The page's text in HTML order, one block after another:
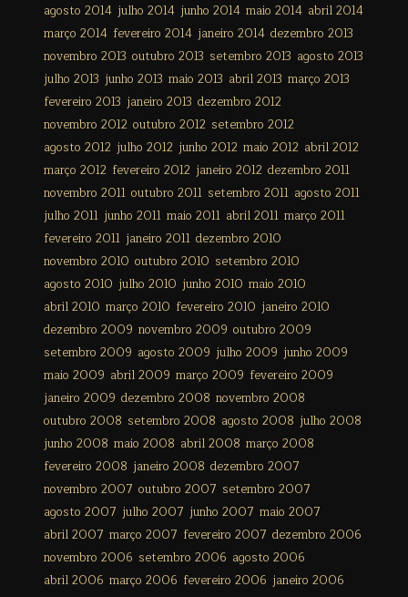
agosto 2014 julho 2014 junho 2014 maio 2014 abril 2014
março 2014 fevereiro 2014 janeiro 2014 dezembro 2013
novembro 2013 outubro 2013 setembro 2013 agosto 2013
julho 2013 junho 2013 maio 2013 abril 2013 março 2013
fevereiro 2013 janeiro 2013 dezembro 2012
novembro 2012 outubro 2012 setembro 2012
agosto 2012 julho 2012 junho 2012 maio 2012 abril 2012
março 2012 fevereiro 2012 janeiro 2012 dezembro 2011
novembro 2011 outubro 2011 setembro 2011 agosto 2011
julho 2011 junho 2011 maio 2011 abril 2011 março 2011
fevereiro 2011 janeiro 2011 dezembro 2010
novembro 2010 outubro 2010 setembro 2010
agosto 2010 julho 2010 junho 2010 maio 2010
abril 2010 março 2010 fevereiro 2010 janeiro 2010
dezembro 2009 novembro 2009 outubro 2009
setembro 2009 agosto 2009 julho 2009 junho 2009
maio 2009 abril 2009 março 2009 fevereiro 2009
janeiro 2009 dezembro 2008 novembro 2008
outubro 2008 setembro 2008 agosto 2008 julho 2008
junho 2008 maio 2008 abril 2008 março 2008
fevereiro 2008 janeiro 2008 dezembro 2007
novembro 2007 outubro 2007 setembro 2007
agosto 2007 julho 2007 junho 2007 maio 2007
abril 2007 março 2007 fevereiro 2007 dezembro 2006
novembro 2006 setembro 2006 agosto 2006
abril 2006 março 2006 fevereiro 2006 janeiro 2006